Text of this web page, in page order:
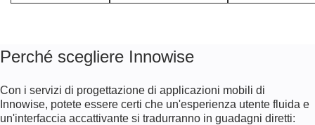
Perché scegliere Innowise
Con i servizi di progettazione di applicazioni mobili di
Innowise, potete essere certi che un'esperienza utente fluida e
un'interfaccia accattivante si tradurranno in guadagni diretti: